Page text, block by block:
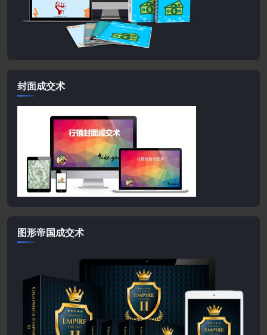
封面成交术
图形帝国成交术